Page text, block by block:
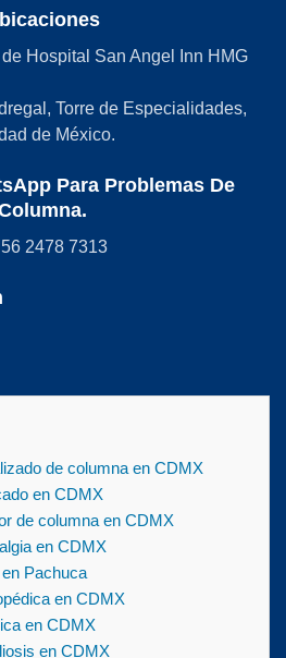
Hospital San Angel Inn HMG
Torre de Especialidades,
de México.
Para Problemas De
2478 7313
de columna en CDMX
en CDMX
de columna en CDMX
en CDMX
Pachuca
en CDMX
en CDMX
en CDMX